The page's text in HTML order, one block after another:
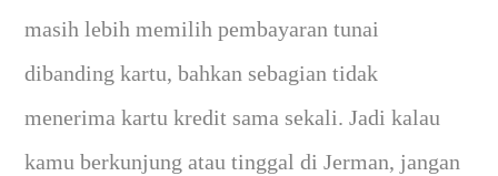
masih lebih memilih pembayaran tunai
dibanding kartu, bahkan sebagian tidak
menerima kartu kredit sama sekali. Jadi kalau
kamu berkunjung atau tinggal di Jerman, jangan